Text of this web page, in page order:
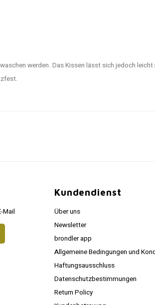
werden. Das Kissen lässt sich jedoch
Mail
Kundendienst
Über uns
Newsletter
brondler app
Allgemeine Bedingungen und
Haftungsausschluss
Datenschutzbestimmungen
Return Policy